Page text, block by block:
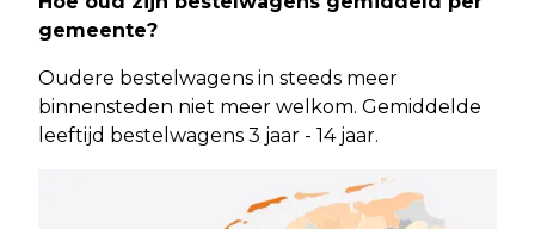
gemeente?
Oudere bestelwagens in steeds meer
binnensteden niet meer welkom. Gemiddelde
leeftijd bestelwagens 3 jaar - 14 jaar.